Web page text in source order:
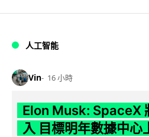
人工智能
Vin 16 小時
Elon Musk: SpaceX
入 目標明年數據中